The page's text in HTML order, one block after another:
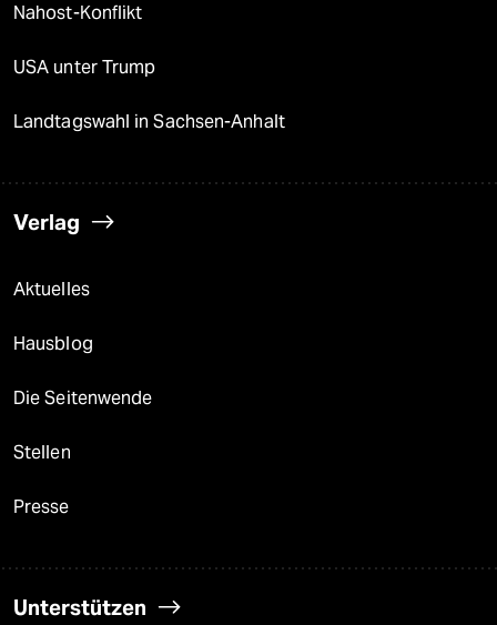
Nahost-Konflikt
USA unter Trump
Landtagswahl in Sachsen-Anhalt
Verlag
Aktuelles
Hausblog
Die Seitenwende
Stellen
Presse
Unterstützen